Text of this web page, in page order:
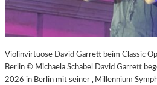
Violinvirtuose David Garrett beim Classic
Berlin © Michaela Schabel David Garrett
2026 in Berlin mit seiner „Millennium